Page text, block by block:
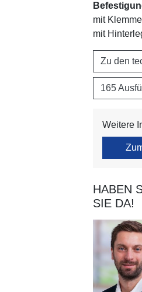
mit
mit
Zu den
165
Weitere
HABEN
SIE DA!